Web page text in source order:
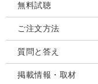
無料試聴
ご注文方法
質問と答え
掲載情報・取材